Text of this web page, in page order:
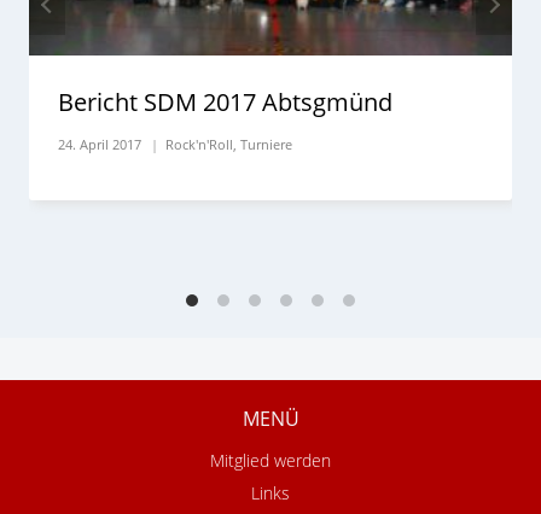
Bericht SDM 2017 Abtsgmünd
24. April 2017 Rock'n'Roll Turniere
MENÜ
Mitglied werden
Links